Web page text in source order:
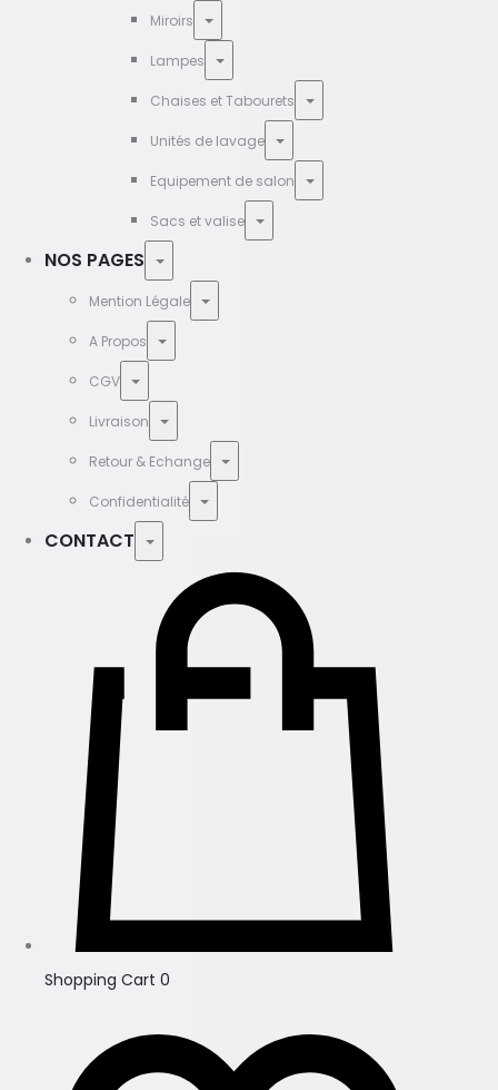
Miroirs
Lampes
Chaises et Tabourets
Unités de lavage
Equipement de salon
Sacs et valise
NOS PAGES
Mention Légale
A Propos
CGV
Livraison
Retour & Echange
Confidentialité
CONTACT
Shopping Cart 0